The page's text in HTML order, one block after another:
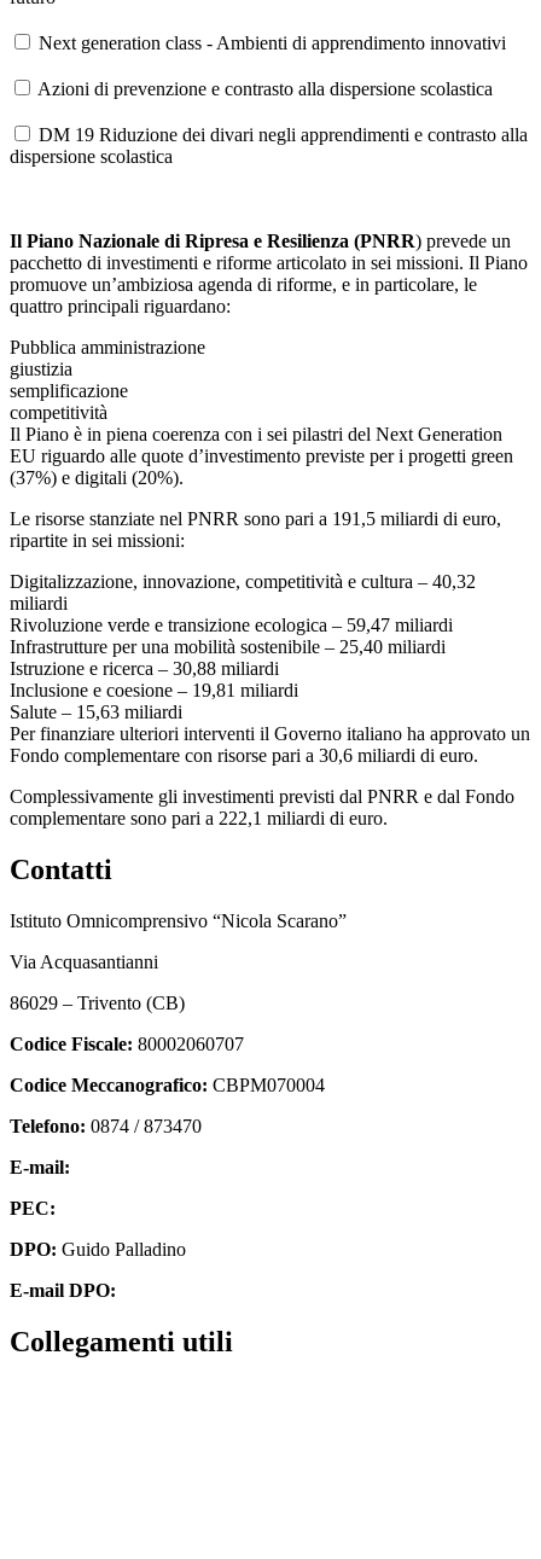
Next generation class - Ambienti di apprendimento innovativi
Azioni di prevenzione e contrasto alla dispersione scolastica
DM 19 Riduzione dei divari negli apprendimenti e contrasto alla
dispersione scolastica
Il Piano Nazionale di Ripresa e Resilienza (PNRR) prevede un
pacchetto di investimenti e riforme articolato in sei missioni. Il Piano
promuove un’ambiziosa agenda di riforme, e in particolare, le
quattro principali riguardano:
Pubblica amministrazione
giustizia
semplificazione
competitività
Il Piano è in piena coerenza con i sei pilastri del Next Generation
EU riguardo alle quote d’investimento previste per i progetti green
(37%) e digitali (20%).
Le risorse stanziate nel PNRR sono pari a 191,5 miliardi di euro,
ripartite in sei missioni:
Digitalizzazione, innovazione, competitività e cultura – 40,32
miliardi
Rivoluzione verde e transizione ecologica – 59,47 miliardi
Infrastrutture per una mobilità sostenibile – 25,40 miliardi
Istruzione e ricerca – 30,88 miliardi
Inclusione e coesione – 19,81 miliardi
Salute – 15,63 miliardi
Per finanziare ulteriori interventi il Governo italiano ha approvato un
Fondo complementare con risorse pari a 30,6 miliardi di euro.
Complessivamente gli investimenti previsti dal PNRR e dal Fondo
complementare sono pari a 222,1 miliardi di euro.
Contatti
Istituto Omnicomprensivo “Nicola Scarano”
Via Acquasantianni
86029 – Trivento (CB)
Codice Fiscale: 80002060707
Codice Meccanografico: CBPM070004
Telefono: 0874 / 873470
E-mail:
PEC:
DPO: Guido Palladino
E-mail DPO:
Collegamenti utili